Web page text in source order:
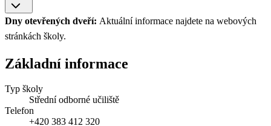
Dny otevřených dveří: Aktuální informace najdete na webových
stránkách školy.
Základní informace
Typ školy
Střední odborné učiliště
Telefon
+420 383 412 320